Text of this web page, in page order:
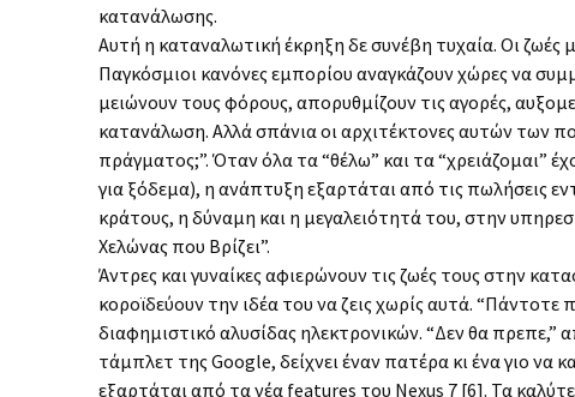
κατανάλωσης.
Αυτή η καταναλωτική έκρηξη δε συνέβη τυχαία. Οι ζωές
Παγκόσμιοι κανόνες εμπορίου αναγκάζουν χώρες να
μειώνουν τους φόρους, απορυθμίζουν τις αγορές,
κατανάλωση. Αλλά σπάνια οι αρχιτέκτονες αυτών των
πράγματος;”. Όταν όλα τα “θέλω” και τα “χρειάζομαι”
για ξόδεμα), η ανάπτυξη εξαρτάται από τις πωλήσεις
κράτους, η δύναμη και η μεγαλειότητά του, στην
Χελώνας που Βρίζει”.
Άντρες και γυναίκες αφιερώνουν τις ζωές τους στην
κοροϊδεύουν την ιδέα του να ζεις χωρίς αυτά. “Πάντοτε
διαφημιστικό αλυσίδας ηλεκτρονικών. “Δεν θα
τάμπλετ της Google, δείχνει έναν πατέρα κι ένα γιο
εξαρτάται από τα νέα features του Nexus 7 [6]. Τα